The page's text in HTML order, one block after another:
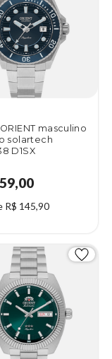
masculino
solartech
D1SX
R$ 145,90